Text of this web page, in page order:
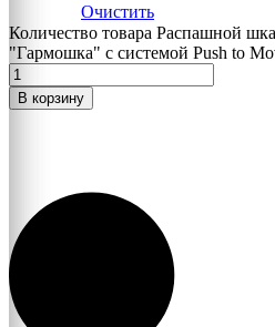
Очистить
Количество товара Распашной
"Гармошка" с системой Push to
В корзину